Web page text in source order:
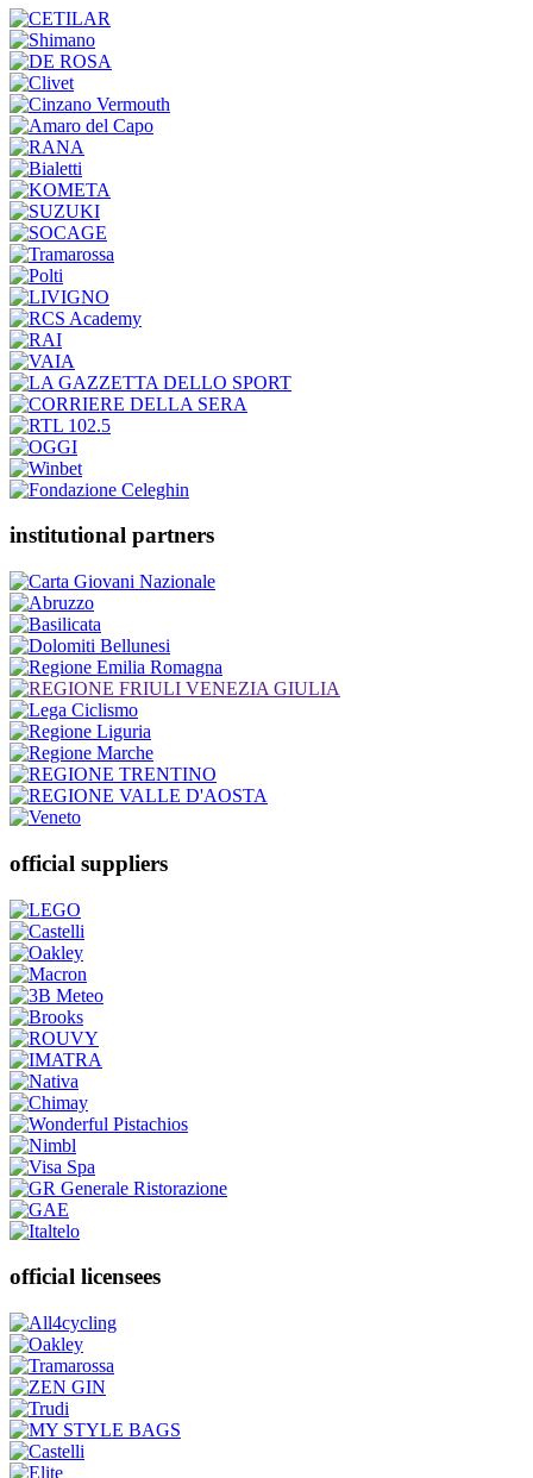
institutional partners
official suppliers
official licensees